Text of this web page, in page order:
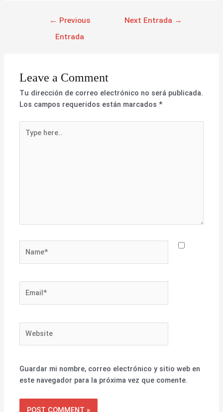
← Previous
Entrada
Next Entrada →
Leave a Comment
Tu dirección de correo electrónico no será publicada.
Los campos requeridos están marcados*
here..
Guardar mi nombre, correo electrónico y sitio web en
este navegador para la próxima vez que comente.